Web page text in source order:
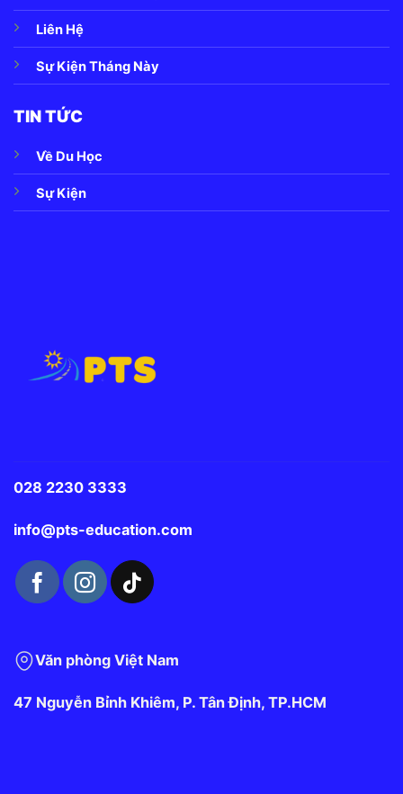
Liên Hệ
Sự Kiện Tháng Này
TIN TỨC
Về Du Học
Sự Kiện
028 2230 3333
info@pts-education.com
Văn phòng Việt Nam
47 Nguyễn Bỉnh Khiêm, P. Tân Định, TP.HCM